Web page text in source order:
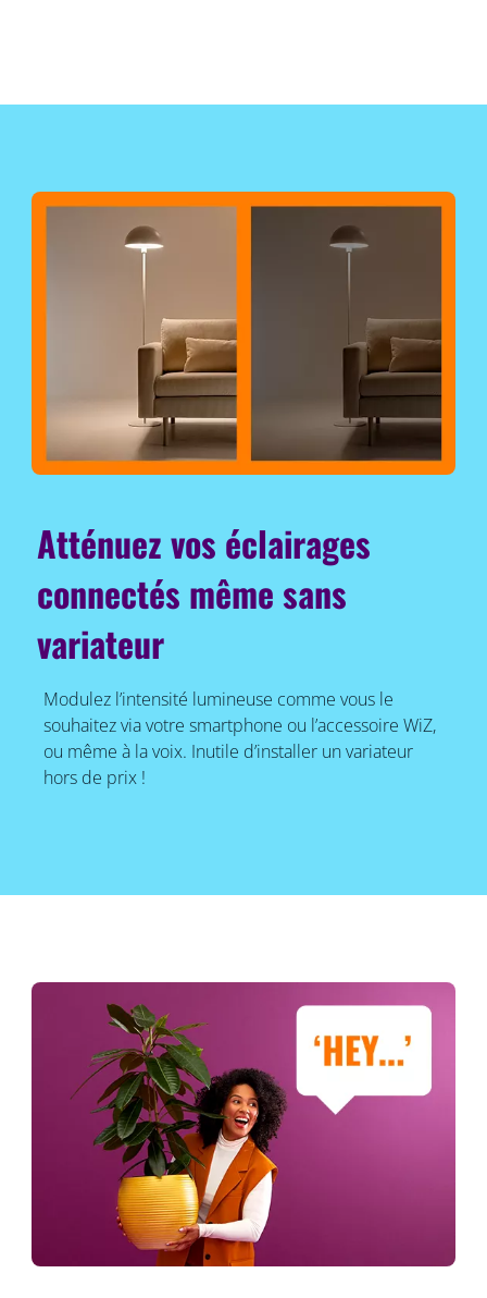
Atténuez vos éclairages
connectés même sans
variateur
Modulez l’intensité lumineuse comme vous le
souhaitez via votre smartphone ou l’accessoire WiZ,
ou même à la voix. Inutile d’installer un variateur
hors de prix !